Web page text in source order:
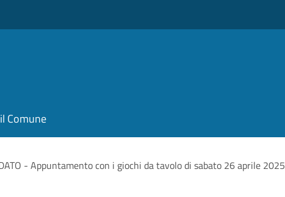
Comune
- Appuntamento con i giochi da tavolo di sabato 26 aprile 2025